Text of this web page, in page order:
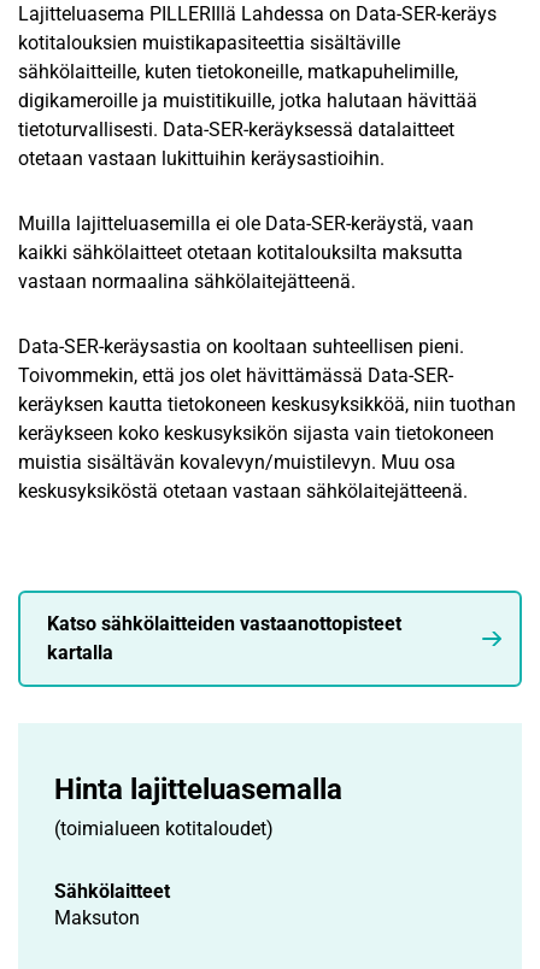
Lajitteluasema PILLERIllä Lahdessa on Data-SER-keräys
kotitalouksien muistikapasiteettia sisältäville
sähkölaitteille, kuten tietokoneille, matkapuhelimille,
digikameroille ja muistitikuille, jotka halutaan hävittää
tietoturvallisesti. Data-SER-keräyksessä datalaitteet
otetaan vastaan lukittuihin keräysastioihin.
Muilla lajitteluasemilla ei ole Data-SER-keräystä, vaan
kaikki sähkölaitteet otetaan kotitalouksilta maksutta
vastaan normaalina sähkölaitejätteenä.
Data-SER-keräysastia on kooltaan suhteellisen pieni.
Toivommekin, että jos olet hävittämässä Data-SER-
keräyksen kautta tietokoneen keskusyksikköä, niin tuothan
keräykseen koko keskusyksikön sijasta vain tietokoneen
muistia sisältävän kovalevyn/muistilevyn. Muu osa
keskusyksiköstä otetaan vastaan sähkölaitejätteenä.
Katso sähkölaitteiden vastaanottopisteet
kartalla
Hinta lajittelu­asemalla
(toimialueen kotitaloudet)
Sähkölaitteet
Maksuton